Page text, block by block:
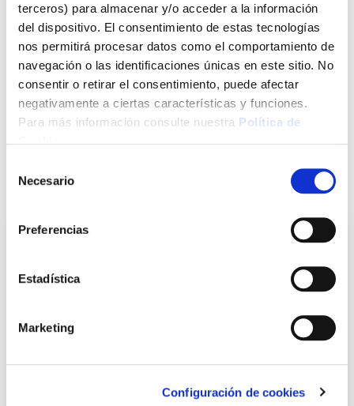
terceros) para almacenar y/o acceder a la información
del dispositivo. El consentimiento de estas tecnologías
nos permitirá procesar datos como el comportamiento de
navegación o las identificaciones únicas en este sitio. No
consentir o retirar el consentimiento, puede afectar
negativamente a ciertas características y funciones.
Para más información consulte nuestra Política de
Necesario
Preferencias
Estadística
Marketing
Configuración de cookies
Click&Collect - Recogida gratis
en nuestras tiendas
Envío a domicilio:
5 días hábiles
+ INFO
TOP VENTAS